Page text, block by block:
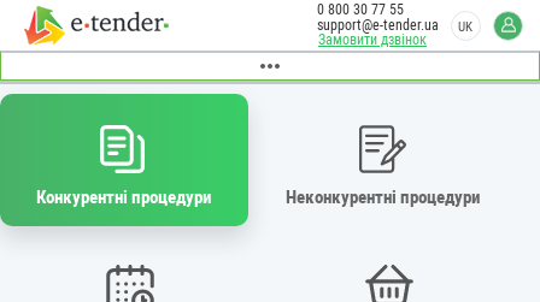
Замовити дзвінок
0 800 30 77 55
support@e-tender.ua
UK
Конкурентні процедури Неконкурентні процедури